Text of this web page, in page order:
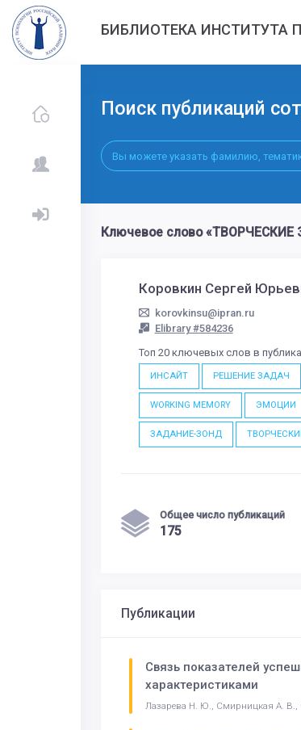
БИБЛИОТЕКА ИНСТИТУТА
Поиск публикаций
Ключевое слово «ТВОРЧЕСКИЕ
Коровкин Сергей
korovkinsu@ipran.ru
Elibrary #584236
Топ 20 ключевых слов в
ИНСАЙТ РЕШЕНИЕ ЗАДАЧ
WORKING MEMORY ЭМОЦИИ
ЗАДАНИЕ-ЗОНД
Общее число публикаций
175
Публикации
Связь показателей
характеристиками
Лазарева Н. Ю., Смирницкая А.